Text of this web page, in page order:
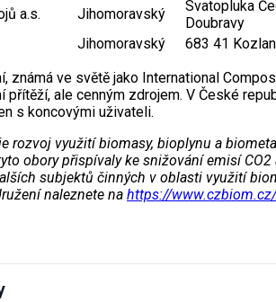
a.s.
Jihomoravský
Svatopluka
Doubravy
Jihomoravský 683 41
známá ve světě jako International
přítěží, ale cenným zdrojem. V České
s koncovými uživateli.
rozvoj využití biomasy, bioplynu a
obory přispívaly ke snižování emisí
subjektů činných v oblasti využití
naleznete na https://